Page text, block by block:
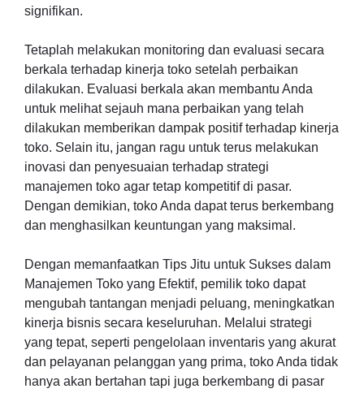
signifikan.
Tetaplah melakukan monitoring dan evaluasi secara
berkala terhadap kinerja toko setelah perbaikan
dilakukan. Evaluasi berkala akan membantu Anda
untuk melihat sejauh mana perbaikan yang telah
dilakukan memberikan dampak positif terhadap kinerja
toko. Selain itu, jangan ragu untuk terus melakukan
inovasi dan penyesuaian terhadap strategi
manajemen toko agar tetap kompetitif di pasar.
Dengan demikian, toko Anda dapat terus berkembang
dan menghasilkan keuntungan yang maksimal.
Dengan memanfaatkan Tips Jitu untuk Sukses dalam
Manajemen Toko yang Efektif, pemilik toko dapat
mengubah tantangan menjadi peluang, meningkatkan
kinerja bisnis secara keseluruhan. Melalui strategi
yang tepat, seperti pengelolaan inventaris yang akurat
dan pelayanan pelanggan yang prima, toko Anda tidak
hanya akan bertahan tapi juga berkembang di pasar